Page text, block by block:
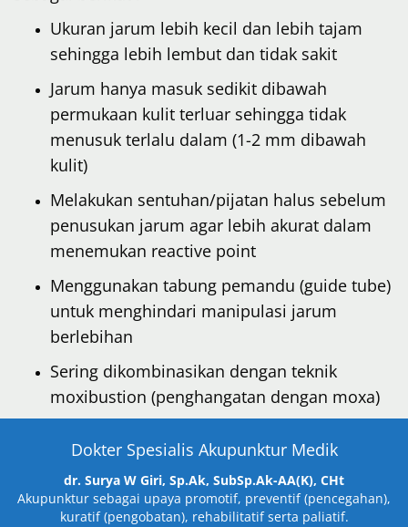
Ukuran jarum lebih kecil dan lebih tajam
sehingga lebih lembut dan tidak sakit
Jarum hanya masuk sedikit dibawah
permukaan kulit terluar sehingga tidak
menusuk terlalu dalam (1-2 mm dibawah
kulit)
Melakukan sentuhan/pijatan halus sebelum
penusukan jarum agar lebih akurat dalam
menemukan reactive point
Menggunakan tabung pemandu (guide tube)
untuk menghindari manipulasi jarum
berlebihan
Sering dikombinasikan dengan teknik
moxibustion (penghangatan dengan moxa)
Dokter Spesialis Akupunktur Medik
dr. Surya W Giri, Sp.Ak, SubSp.Ak-AA(K), CHt
Akupunktur sebagai upaya promotif, preventif (pencegahan),
kuratif (pengobatan), rehabilitatif serta paliatif.